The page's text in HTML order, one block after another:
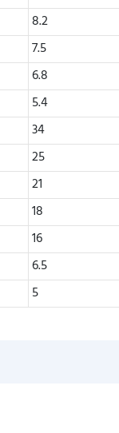
8.2
7.5
6.8
5.4
34
25
21
18
16
6.5
5